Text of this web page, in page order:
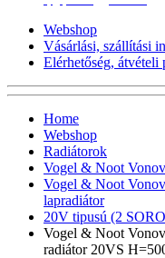
Webshop
Vásárlási, szállítási
Elérhetőség, átvételi
Home
Webshop
Radiátorok
Vogel & Noot
Vogel & Noot
lapradiátor
20V tipusú (2
Vogel & Noot
radiátor 20VS